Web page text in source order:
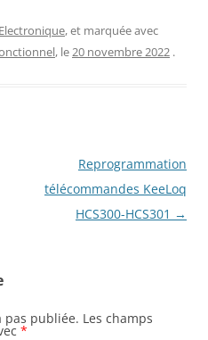
Electronique, et marquée avec
, le20 novembre 2022 .
Reprogrammation
télécommandes KeeLoq
HCS300-HCS301 →
pas publiée. Les champs
*